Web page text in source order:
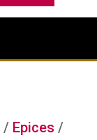
/ Epices /